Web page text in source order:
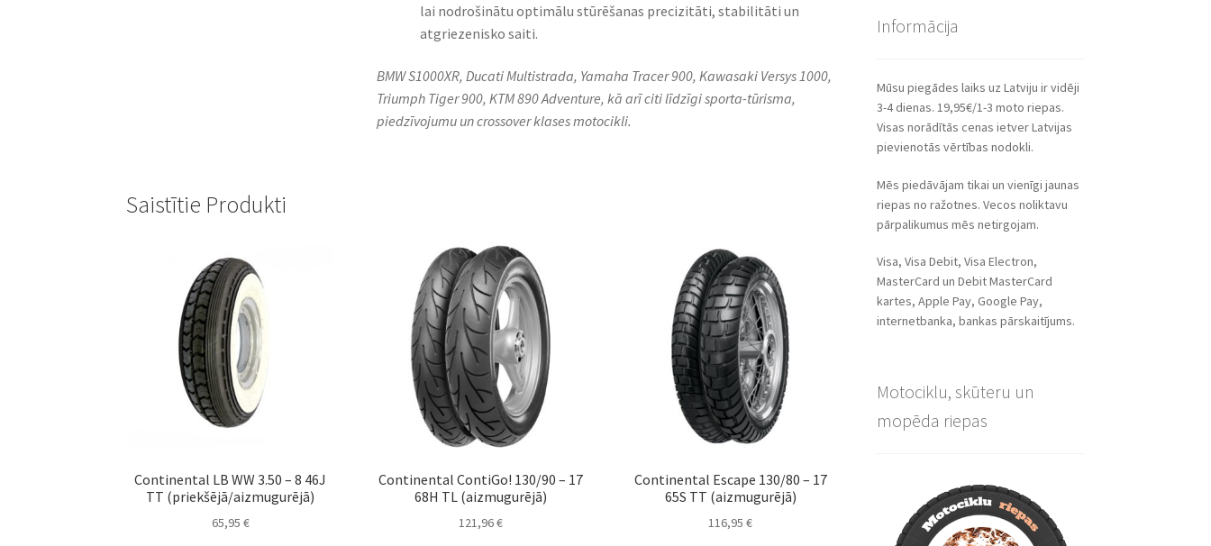
lai nodrošinātu optimālu stūrēšanas precizitāti, stabilitāti un
atgriezenisko saiti.
BMW S1000XR, Ducati Multistrada, Yamaha Tracer 900, Kawasaki Versys 1000,
Triumph Tiger 900, KTM 890 Adventure, kā arī citi līdzīgi sporta-tūrisma,
piedzīvojumu un crossover klases motocikli.
Saistītie Produkti
Continental LB WW 3.50 – 8 46J
TT (priekšējā/aizmugurējā)
65,95 €
Continental ContiGo! 130/90 – 17
68H TL (aizmugurējā)
121,96€
Continental Escape 130/80 – 17
65S TT (aizmugurējā)
116,95€
Informācija
Mūsu piegādes laiks uz Latviju ir vidēji
3-4 dienas. 19,95€/1-3 moto riepas.
Visas norādītās cenas ietver Latvijas
pievienotās vērtības nodokli.
Mēs piedāvājam tikai un vienīgi jaunas
riepas no ražotnes. Vecos noliktavu
pārpalikumus mēs netirgojam.
Visa, Visa Debit, Visa Electron,
MasterCard un Debit MasterCard
kartes, Apple Pay, Google Pay,
internetbanka, bankas pārskaitījums.
Motociklu, skūteru un
mopēda riepas